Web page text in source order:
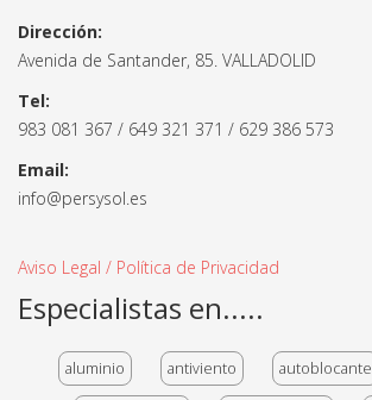
Dirección:
Avenida de Santander, 85. VALLADOLID
Tel:
983 081 367 / 649 321 371 / 629 386 573
Email:
info@persysol.es
Aviso Legal / Política de Privacidad
Especialistas en.....
aluminio antiviento autoblocante